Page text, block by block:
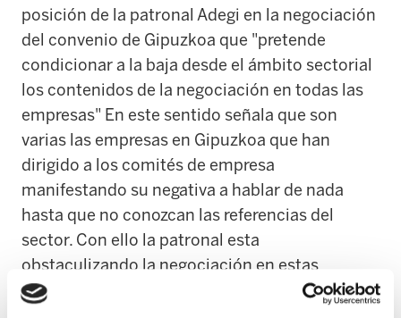
posición de la patronal Adegi en la negociación
del convenio de Gipuzkoa que "pretende
condicionar a la baja desde el ámbito sectorial
los contenidos de la negociación en todas las
empresas" En este sentido señala que son
varias las empresas en Gipuzkoa que han
dirigido a los comités de empresa
manifestando su negativa a hablar de nada
hasta que no conozcan las referencias del
sector. Con ello la patronal esta
obstaculizando la negociación en estas
empresas, porque su pretensión no es otra que